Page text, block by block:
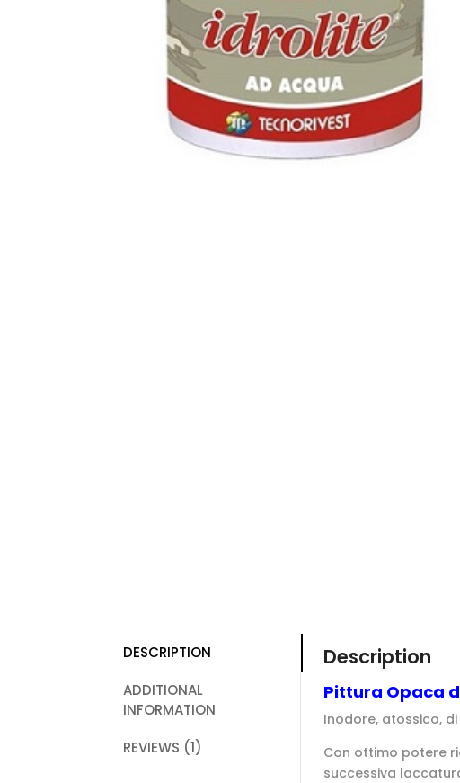
DESCRIPTION
ADDITIONAL
INFORMATION
REVIEWS (1)
Description
Pittura Opaca
Inodore, atossico,
Con ottimo potere
successiva